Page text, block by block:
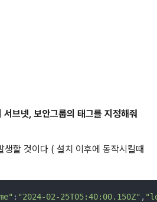
브넷, 보안그룹의 태그를 지정해줘
생할 것이다 ( 설치 이후에 동작시킬때
: "2024-02-25T05:40:00.150Z" ,